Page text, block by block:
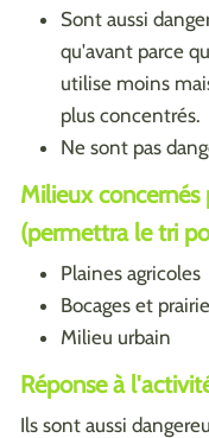
Sont aussi
qu'avant parce
utilise moins
plus concentrés.
Ne sont pas
Milieux
(permettra le tri
Plaines agricoles
Bocages et
Milieu urbain
Réponse à
Ils sont aussi